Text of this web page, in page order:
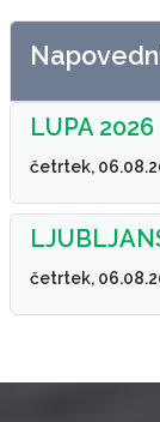
LUPA 2026
četrtek,
četrtek,